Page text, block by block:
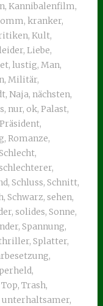
, Kannibalenfilm,
, kranker,
, Kult,
, Liebe,
, lustig, Man,
, Militär,
, Naja, nächsten,
, nur, ok, Palast,
Präsident,
, Romanze,
,
,
, Schluss, Schnitt,
, Schwarz, sehen,
, solides, Sonne,
, Spannung,
, Splatter,
,
,
Top, Trash,
unterhaltsamer,